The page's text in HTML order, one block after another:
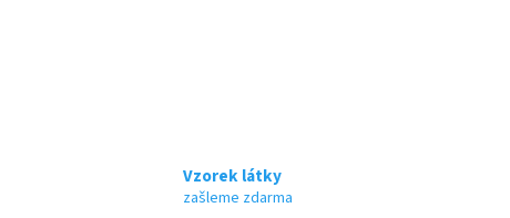
Vzorek látky
zašleme zdarma